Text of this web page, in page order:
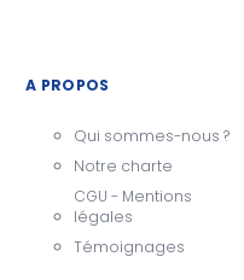
A PROPOS
Qui sommes-nous ?
Notre charte
CGU - Mentions
légales
Témoignages